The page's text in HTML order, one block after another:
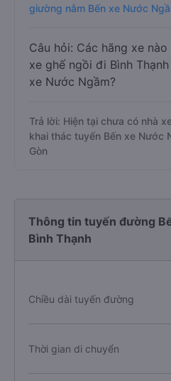
giường nằm Bến xe Nước
Câu hỏi: Các hãng xe
xe ghế ngồi đi Bình
xe Nước Ngầm?
Trả lời: Hiện tại chưa có nhà
khai thác tuyến Bến xe Nước
Gòn
Thông tin tuyến đường
Bình Thạnh
Chiều dài tuyến đường
Thời gian di chuyển